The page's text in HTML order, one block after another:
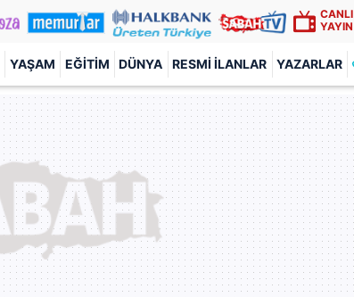
CANLI
YAYIN
YAŞAM EĞITIM DÜNYA RESMI İLANLAR YAZARLAR